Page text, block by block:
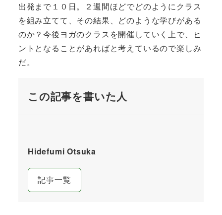
出発まで１０日。２週間ほどでどのようにクラス
を組み立てて、その結果、どのような学びがある
のか？今後ヨガのクラスを開催していく上で、ヒ
ントとなることがあればと考えているので楽しみ
だ。
この記事を書いた人
Hidefumi Otsuka
記事一覧